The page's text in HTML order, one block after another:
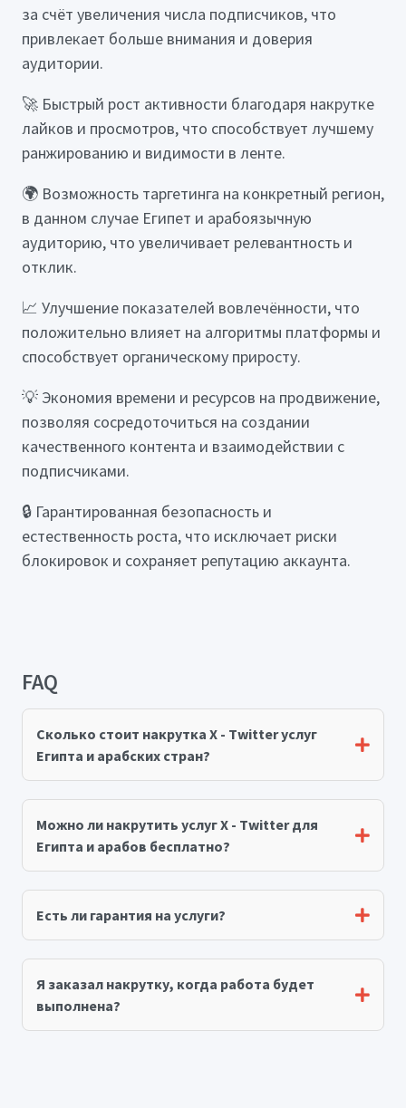
за счёт увеличения числа подписчиков, что
привлекает больше внимания и доверия
аудитории.
🚀 Быстрый рост активности благодаря накрутке
лайков и просмотров, что способствует лучшему
ранжированию и видимости в ленте.
🌍 Возможность таргетинга на конкретный регион,
в данном случае Египет и арабоязычную
аудиторию, что увеличивает релевантность и
отклик.
📈 Улучшение показателей вовлечённости, что
положительно влияет на алгоритмы платформы и
способствует органическому приросту.
💡 Экономия времени и ресурсов на продвижение,
позволяя сосредоточиться на создании
качественного контента и взаимодействии с
подписчиками.
🔒 Гарантированная безопасность и
естественность роста, что исключает риски
блокировок и сохраняет репутацию аккаунта.
FAQ
Сколько стоит накрутка X - Twitter услуг
Египта и арабских стран?
Можно ли накрутить услуг X - Twitter для
Египта и арабов бесплатно?
Есть ли гарантия на услуги?
Я заказал накрутку, когда работа будет
выполнена?